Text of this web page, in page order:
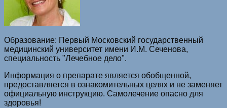
Образование: Первый Московский государственный
медицинский университет имени И.М. Сеченова,
специальность "Лечебное дело".
Информация о препарате является обобщенной,
предоставляется в ознакомительных целях и не заменяет
официальную инструкцию. Самолечение опасно для
здоровья!